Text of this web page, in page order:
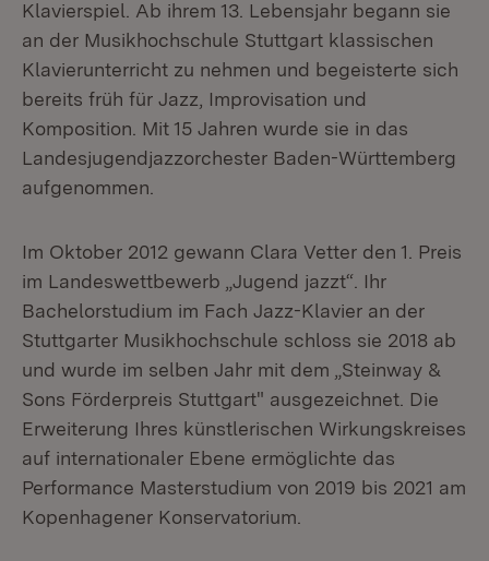
Klavierspiel. Ab ihrem 13. Lebensjahr begann sie
an der Musikhochschule Stuttgart klassischen
Klavierunterricht zu nehmen und begeisterte sich
bereits früh für Jazz, Improvisation und
Komposition. Mit 15 Jahren wurde sie in das
Landesjugendjazzorchester Baden-Württemberg
aufgenommen.
Im Oktober 2012 gewann Clara Vetter den 1. Preis
im Landeswettbewerb „Jugend jazzt“. Ihr
Bachelorstudium im Fach Jazz-Klavier an der
Stuttgarter Musikhochschule schloss sie 2018 ab
und wurde im selben Jahr mit dem „Steinway &
Sons Förderpreis Stuttgart" ausgezeichnet. Die
Erweiterung Ihres künstlerischen Wirkungskreises
auf internationaler Ebene ermöglichte das
Performance Masterstudium von 2019 bis 2021 am
Kopenhagener Konservatorium.